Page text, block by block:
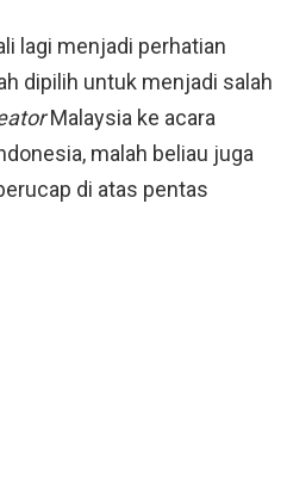
lagi menjadi perhatian
dipilih untuk menjadi salah
Malaysia ke acara
malah beliau juga
di atas pentas